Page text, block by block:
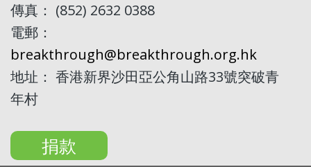
傳真： (852) 2632 0388
電郵：
breakthrough@breakthrough.org.hk
地址： 香港新界沙田亞公角山路33號突破青
年村
捐款